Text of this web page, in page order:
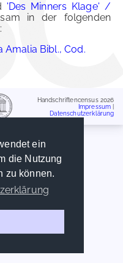
ein
die Nutzung
zu können.
'Des Minners Klage' /
in der folgenden
Amalia Bibl., Cod.
Handschriftencensus 2026
Impressum
Datenschutzerklärung